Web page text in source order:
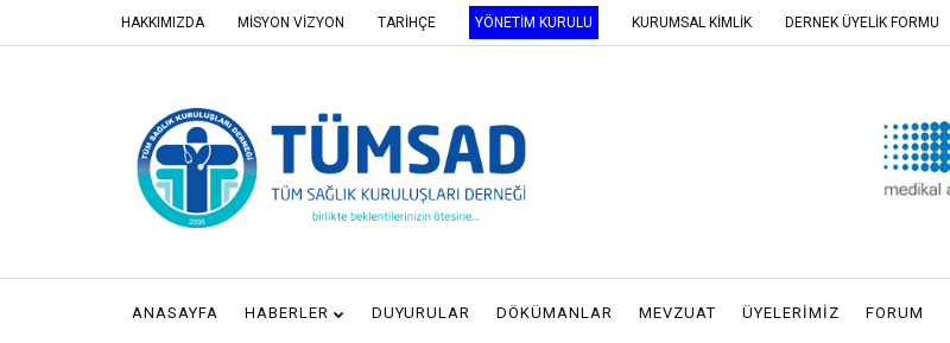
HAKKIMIZDA MİSYON VİZYON TARİHÇE YÖNETİM KURULU KURUMSAL KİMLİK DERNEK ÜYELİK FORMU
ANASAYFA HABERLER DUYURULAR DÖKÜMANLAR MEVZUAT ÜYELERİMİZ FORUM